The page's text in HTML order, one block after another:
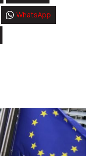
WhatsApp